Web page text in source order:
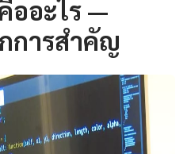
ออะไร —
การสำคัญ